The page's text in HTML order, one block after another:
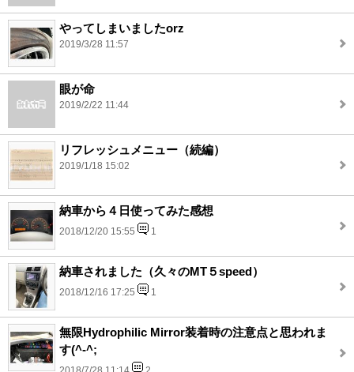
やってしまいましたorz
2019/3/28 11:57
眼が命
2019/2/22 11:44
リフレッシュメニュー（続編）
2019/1/18 15:02
納車から４日使ってみた感想
2018/12/20 15:55 1
納車されました（久々のMT５speed）
2018/12/16 17:25 1
無限Hydrophilic Mirror装着時の注意点と思われま
す(^-^;